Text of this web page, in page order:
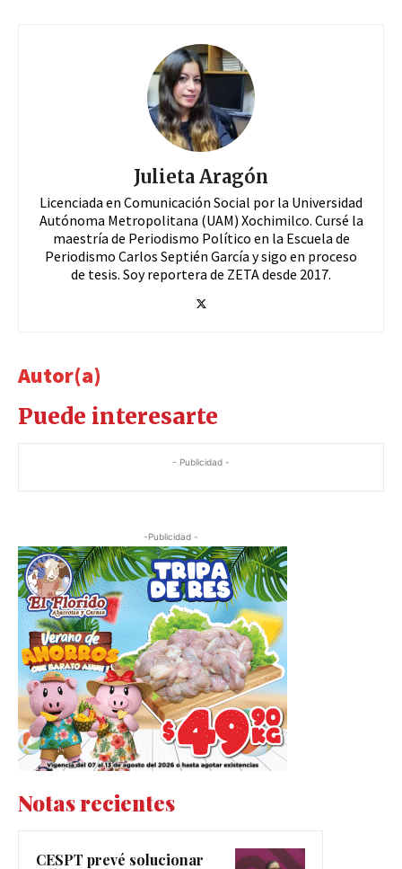
Julieta Aragón
Licenciada en Comunicación Social por la Universidad
Autónoma Metropolitana (UAM) Xochimilco. Cursé la
maestría de Periodismo Político en la Escuela de
Periodismo Carlos Septién García y sigo en proceso
de tesis. Soy reportera de ZETA desde 2017.
Autor(a)
Puede interesarte
- Publicidad -
-Publicidad -
Notas recientes
CESPT prevé solucionar